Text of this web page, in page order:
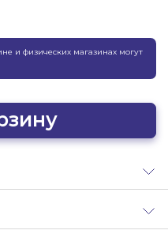
и физических магазинах могут